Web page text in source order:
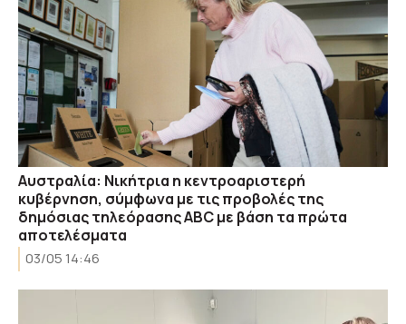
Αυστραλία: Νικήτρια η κεντροαριστερή
κυβέρνηση, σύμφωνα με τις προβολές της
δημόσιας τηλεόρασης ABC με βάση τα πρώτα
αποτελέσματα
03/05 14:46